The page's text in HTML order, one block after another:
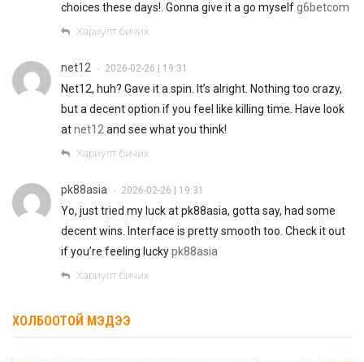
choices these days!. Gonna give it a go myselfg6betcom
Хариулт бичих
net12 • 2026-02-26 | 19:31
Net12, huh? Gave it a spin. It’s alright. Nothing too crazy,
but a decent option if you feel like killing time. Have look
atnet12 and see what you think!
Хариулт бичих
pk88asia • 2026-02-26 | 19:31
Yo, just tried my luck at pk88asia, gotta say, had some
decent wins. Interface is pretty smooth too. Check it out
if you’re feeling luckypk88asia
Хариулт бичих
ХОЛБООТОЙ МЭДЭЭ